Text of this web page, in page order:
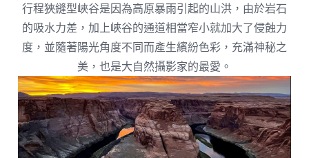
行程狹縫型峽谷是因為高原暴雨引起的山洪，由於岩石
的吸水力差，加上峽谷的通道相當窄小就加大了侵蝕力
度，並隨著陽光角度不同而產生繽紛色彩，充滿神秘之
美，也是大自然攝影家的最愛。